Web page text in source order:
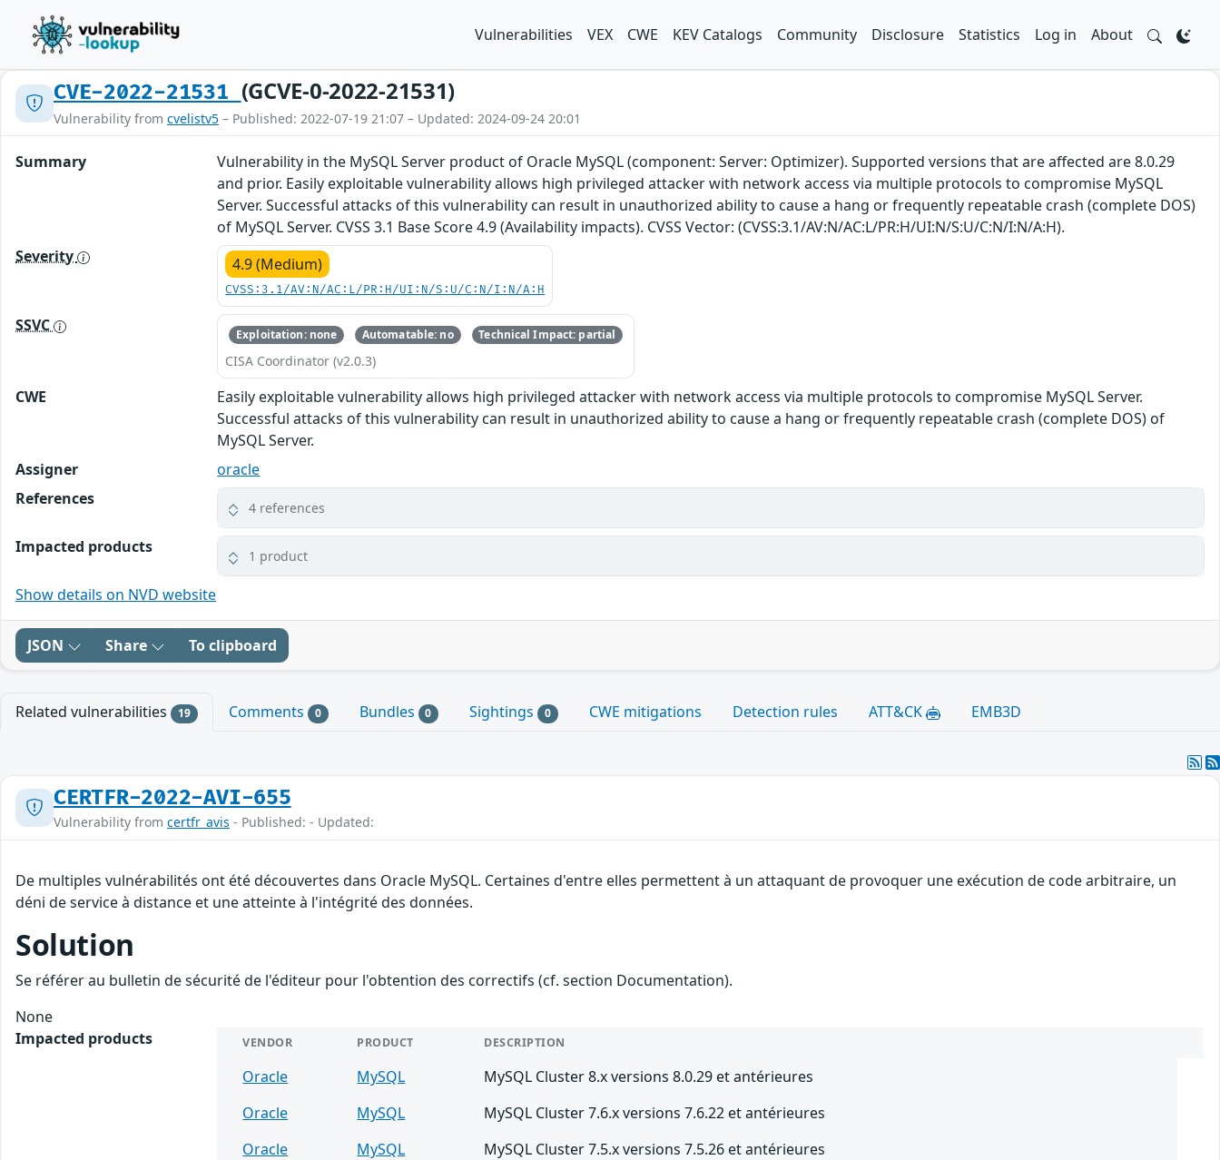
Vulnerabilities VEX CWE KEV Catalogs Community Disclosure Statistics Log in About
CVE-2022-21531 (GCVE-0-2022-21531)
Vulnerability from cvelistv5 – Published: 2022-07-19 21:07 – Updated: 2024-09-24 20:01
Summary
Vulnerability in the MySQL Server product of Oracle MySQL (component: Server: Optimizer). Supported versions that are affected are 8.0.29
and prior. Easily exploitable vulnerability allows high privileged attacker with network access via multiple protocols to compromise MySQL
Server. Successful attacks of this vulnerability can result in unauthorized ability to cause a hang or frequently repeatable crash (complete DOS)
of MySQL Server. CVSS 3.1 Base Score 4.9 (Availability impacts). CVSS Vector: (CVSS:3.1/AV:N/AC:L/PR:H/UI:N/S:U/C:N/I:N/A:H).
Severity
4.9 (Medium)
CVSS:3.1/AV:N/AC:L/PR:H/UI:N/S:U/C:N/I:N/A:H
SSVC Exploitation: none Automatable: no Technical Impact: partial
CISA Coordinator (v2.0.3)
CWE
Easily exploitable vulnerability allows high privileged attacker with network access via multiple protocols to compromise MySQL Server.
Successful attacks of this vulnerability can result in unauthorized ability to cause a hang or frequently repeatable crash (complete DOS) of
MySQL Server.
Assigner
oracle
References
4 references
Impacted products 1 product
Show details on NVD website
JSON Share To clipboard
Related vulnerabilities 19 Comments 0 Bundles 0 Sightings 0 CWE mitigations Detection rules ATT&CK EMB3D
CERTFR-2022-AVI-655
Vulnerability from certfr_avis - Published: - Updated:
De multiples vulnérabilités ont été découvertes dans Oracle MySQL. Certaines d'entre elles permettent à un attaquant de provoquer une exécution de code arbitraire, un
déni de service à distance et une atteinte à l'intégrité des données.
Solution
Se référer au bulletin de sécurité de l'éditeur pour l'obtention des correctifs (cf. section Documentation).
None
Impacted products
VENDOR PRODUCT DESCRIPTION
Oracle MySQL
MySQL Cluster 8.x versions 8.0.29 et antérieures
Oracle
MySQL
MySQL Cluster 7.6.x versions 7.6.22 et antérieures
Oracle
MySQL
MySQL Cluster 7.5.x versions 7.5.26 et antérieures